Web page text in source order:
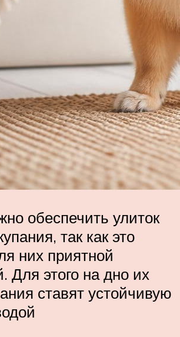
обеспечить улиток
так как это
них приятной
Для этого на дно их
ставят устойчивую